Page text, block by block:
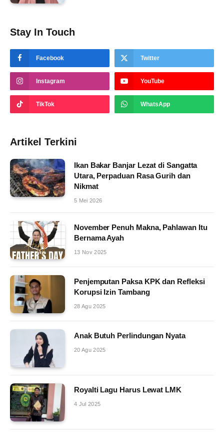
Stay In Touch
Facebook Twitter
Instagram YouTube
TikTok WhatsApp
Artikel Terkini
Ikan Bakar Banjar Lezat di Sangatta
Utara, Perpaduan Rasa Gurih dan
Nikmat
5 Mei 2026
November Penuh Makna, Pahlawan Itu
Bernama Ayah
13 Nov 2025
Penjemputan Paksa KPK dan Refleksi
Korupsi Izin Tambang
28 Agu 2025
Anak Butuh Perlindungan Nyata
20 Agu 2025
Royalti Lagu Harus Lewat LMK
4 Jul 2025